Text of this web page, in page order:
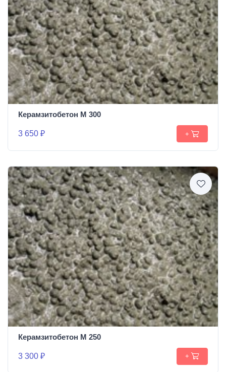
Керамзитобетон М 300
3 650 ₽ +
Керамзитобетон М 250
3 300 ₽ +